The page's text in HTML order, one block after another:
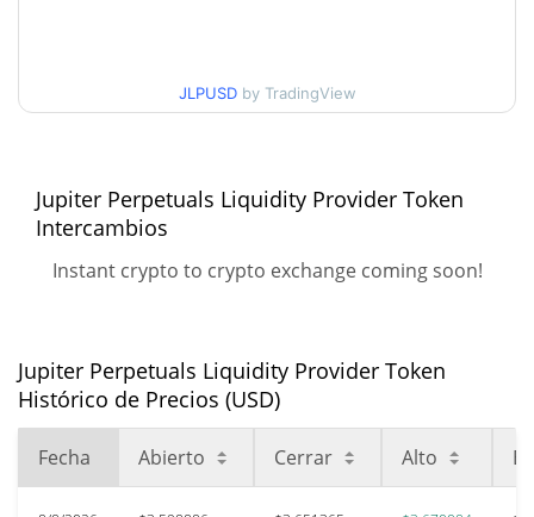
Mínimo/máximo en 7 días $3,5369191 / $3,6700839
Mínimo/máximo en 90
días
Máximo histórico
oct. 6, 2025 (10 months ago)
39.05%
$0,146839
JLPUSD by TradingView
Jupiter Perpetuals Liquidity Provider Token
Intercambios
Instant crypto to crypto exchange coming soon!
Jupiter Perpetuals Liquidity Provider Token
Histórico de Precios (USD)
Fecha Abierto Cerrar Alto